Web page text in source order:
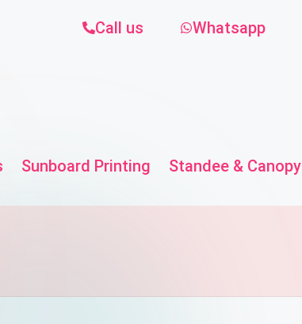
Call us Whatsapp
Sunboard Printing Standee & Canopy